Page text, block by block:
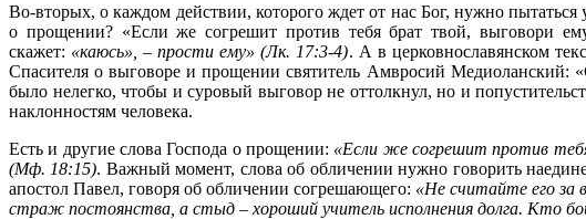
Во-вторых, о каждом действии, которого ждет от нас Бог, нужно
о прощении? «Если же согрешит против тебя брат твой, выговори
скажет: «каюсь», – прости ему» (Лк. 17:3-4). А в церковнославянском
Спасителя о выговоре и прощении святитель Амвросий Медиоланский:
было нелегко, чтобы и суровый выговор не оттолкнул, но и
наклонностям человека.
Есть и другие слова Господа о прощении: «Если же согрешит против
(Мф. 18:15). Важный момент, слова об обличении нужно говорить
апостол Павел, говоря об обличении согрешающего: «Не считайте его за
страж постоянства, а стыд – хороший учитель исполнения долга. Кто